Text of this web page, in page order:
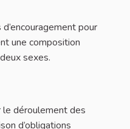
pour
une composition
sexes.
déroulement des
d’obligations